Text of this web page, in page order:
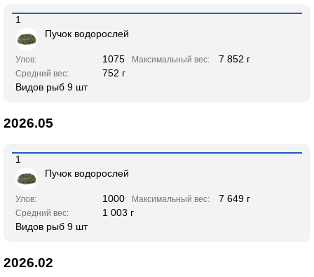
1
Пучок водорослей
Улов: 1075 Максимальный вес: 7 852 г
Средний вес:
752 г
Видов рыб 9 шт
2026.05
1
Пучок водорослей
Улов: 1000 Максимальный вес: 7 649 г
Средний вес:
1 003 г
Видов рыб 9 шт
2026.02